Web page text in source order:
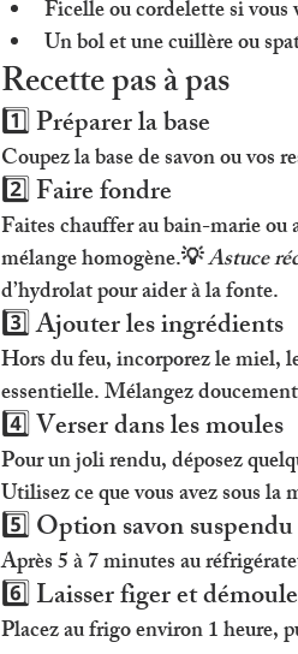
Ficelle ou cordelette si vous
Un bol et une cuillère ou
Recette pas à pas
1️⃣ Préparer la base
Coupez la base de savon ou vos
2️⃣ Faire fondre
Faites chauffer au bain-marie ou
mélange homogène.💡 Astuce
d’hydrolat pour aider à la fonte.
3️⃣ Ajouter les ingrédients
Hors du feu, incorporez le miel,
essentielle. Mélangez
4️⃣ Verser dans les moules
Pour un joli rendu, déposez
Utilisez ce que vous avez sous la
5️⃣ Option savon suspendu
Après 5 à 7 minutes au
6️⃣ Laisser figer et
Placez au frigo environ 1 heure,